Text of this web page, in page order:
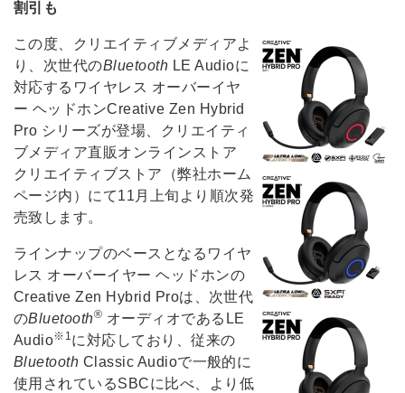
割引も
この度、クリエイティブメディアよ
り、次世代のBluetooth LE Audioに
対応するワイヤレス オーバーイヤ
ー ヘッドホンCreative Zen Hybrid
Pro シリーズが登場、クリエイティ
ブメディア直販オンラインストア
クリエイティブストア（弊社ホーム
ページ内）にて11月上旬より順次発
売致します。
ラインナップのベースとなるワイヤ
レス オーバーイヤー ヘッドホンの
Creative Zen Hybrid Proは、次世代
のBluetooth® オーディオであるLE
Audio※1に対応しており、従来の
Bluetooth Classic Audioで一般的に
使用されているSBCに比べ、より低